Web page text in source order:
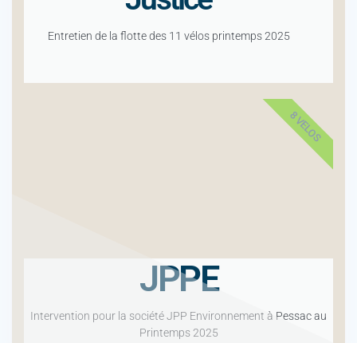
Entretien de la flotte des 11 vélos printemps 2025
JPPE
Intervention pour la société JPP Environnement à Pessac au
Printemps 2025
8 VELOS